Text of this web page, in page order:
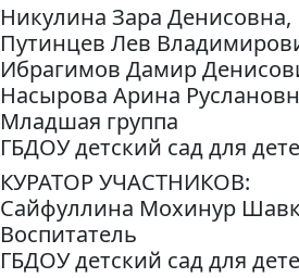
Никулина Зара Денисовна,
Путинцев Лев
Ибрагимов Дамир
Насырова Арина
Младшая группа
ГБДОУ детский сад для
КУРАТОР УЧАСТНИКОВ:
Сайфуллина Мохинур
Воспитатель
ГБДОУ детский сад для